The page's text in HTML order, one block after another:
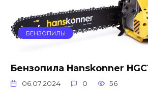
БЕНЗОПИЛЫ
Бензопила Hanskonner
06.07.2024 0 56